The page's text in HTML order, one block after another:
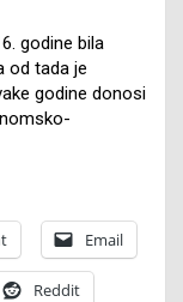
godine bila
od tada je
godine donosi
Email
Reddit